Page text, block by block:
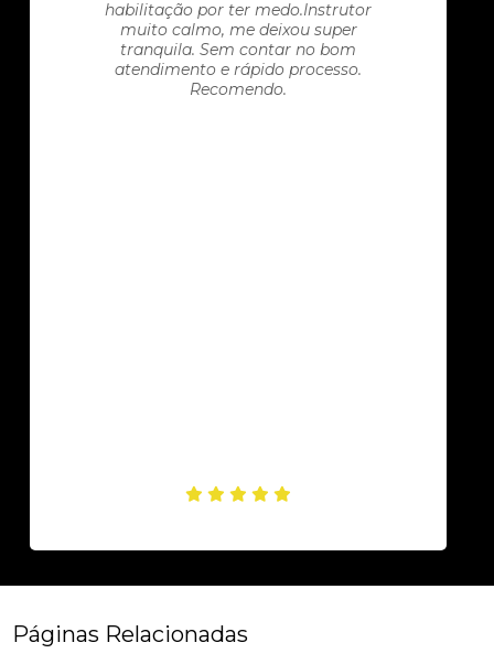
habilitação por ter medo.Instrutor
muito calmo, me deixou super
tranquila. Sem contar no bom
atendimento e rápido processo.
Recomendo.
Páginas Relacionadas